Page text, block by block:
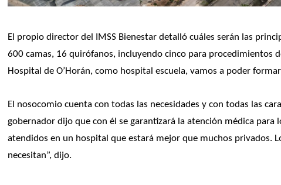
El propio director del IMSS Bienestar detalló cuáles serán las
600 camas, 16 quirófanos, incluyendo cinco para procedimientos
Hospital de O’Horán, como hospital escuela, vamos a poder
El nosocomio cuenta con todas las necesidades y con todas las
gobernador dijo que con él se garantizará la atención médica para
atendidos en un hospital que estará mejor que muchos privados.
necesitan”, dijo.